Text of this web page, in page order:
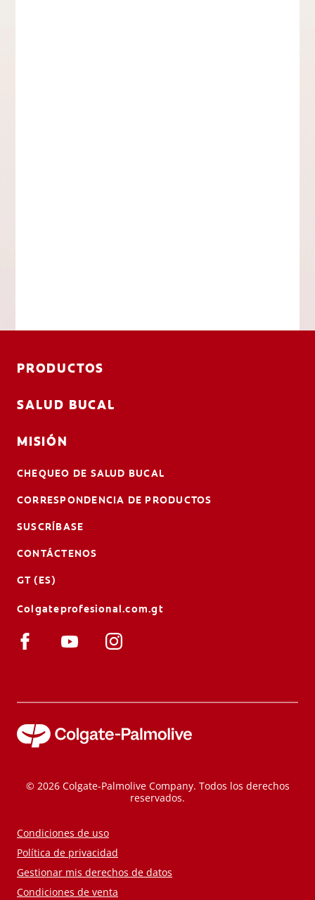
PRODUCTOS
SALUD BUCAL
MISIÓN
CHEQUEO DE SALUD BUCAL
CORRESPONDENCIA DE PRODUCTOS
SUSCRÍBASE
CONTÁCTENOS
GT (ES)
Colgateprofesional.com.gt
© 2026 Colgate-Palmolive Company. Todos los derechos
reservados.
Condiciones de uso
Política de privacidad
Gestionar mis derechos de datos
Condiciones de venta